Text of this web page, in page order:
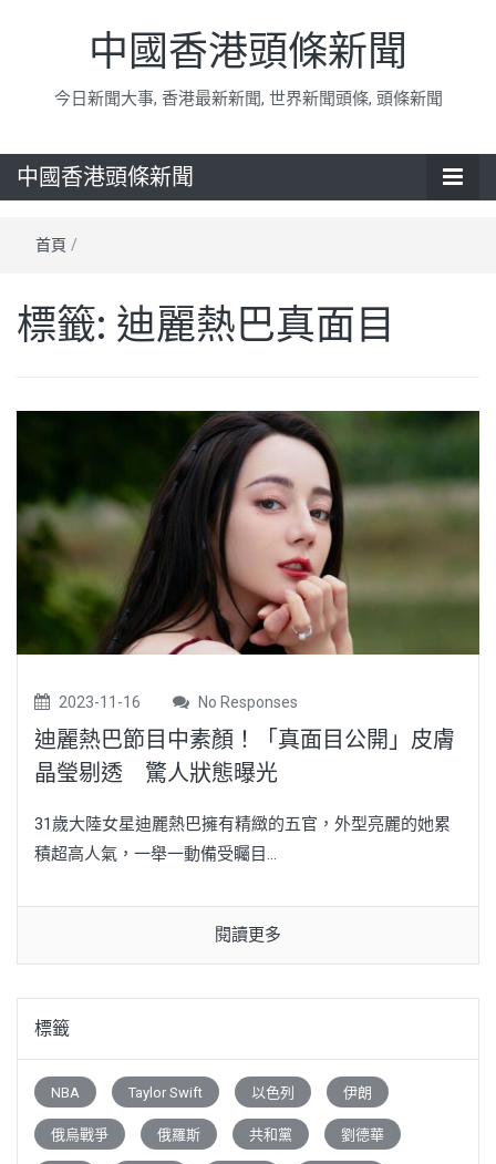
中國香港頭條新聞
今日新聞大事, 香港最新新聞, 世界新聞頭條, 頭條新聞
中國香港頭條新聞
首頁 /
標籤: 迪麗熱巴真面目
2023-11-16 No Responses
迪麗熱巴節目中素顏！「真面目公開」皮膚
晶瑩剔透 驚人狀態曝光
31歲大陸女星迪麗熱巴擁有精緻的五官，外型亮麗的她累
積超高人氣，一舉一動備受矚目...
閱讀更多
標籤
NBA Taylor Swift 以色列 伊朗
俄烏戰爭 俄羅斯 共和黨 劉德華